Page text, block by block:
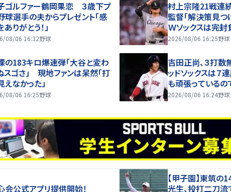
ゴルファー鶴岡果恋 ３歳下プ
球選手の夫からプレゼント「感
りがとう！」
08/06 16:32野球
村上宗隆21戦連
監督「解決策見つ
Ｗソックスは完
2026/08/06 16:25野球
の183キロ爆速弾「大谷と変わ
スゴさ」 現地ファンは呆然「打
えなかった」
08/06 16:25野球
吉田正尚、３打
ッドソックスは７
も頑張っているの
2026/08/06 16:24野球
会公式アプリ提供開始！
【甲子園】東筑の
光生、投打二刀